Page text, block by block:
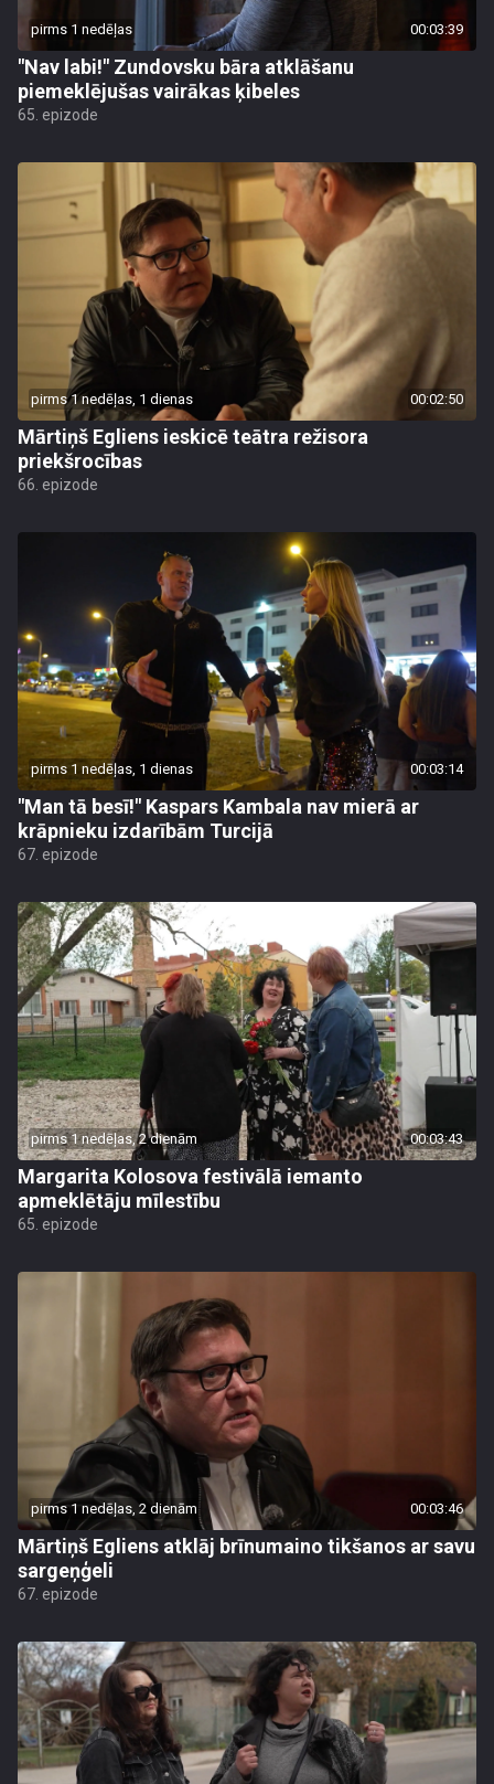
pirms 1 nedēļas 00:03:39
"Nav labi!" Zundovsku bāra atklāšanu
piemeklējušas vairākas ķibeles
65. epizode
pirms 1 nedēļas, 1 dienas 00:02:50
Mārtiņš Egliens ieskicē teātra režisora
priekšrocības
66. epizode
pirms 1 nedēļas, 1 dienas 00:03:14
"Man tā besī!" Kaspars Kambala nav mierā ar
krāpnieku izdarībām Turcijā
67. epizode
pirms 1 nedēļas, 2 dienām 00:03:43
Margarita Kolosova festivālā iemanto
apmeklētāju mīlestību
65. epizode
pirms 1 nedēļas, 2 dienām 00:03:46
Mārtiņš Egliens atklāj brīnumaino tikšanos ar savu
sargeņģeli
67. epizode